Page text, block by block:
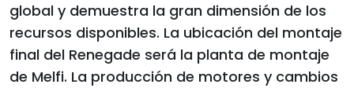
global y demuestra la gran dimensión de los
recursos disponibles. La ubicación del montaje
final del Renegade será la planta de montaje
de Melfi. La producción de motores y cambios